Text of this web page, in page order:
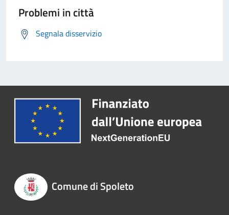
Problemi in città
Segnala disservizio
Comune di Spoleto